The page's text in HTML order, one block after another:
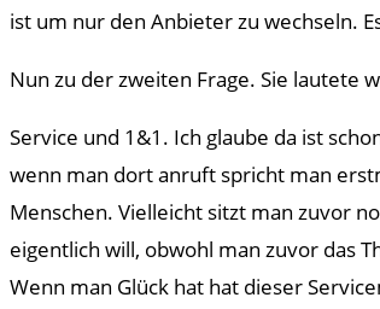
ist um nur den Anbieter zu wechseln.
Nun zu der zweiten Frage. Sie lautete
Service und 1&1. Ich glaube da ist
wenn man dort anruft spricht man
Menschen. Vielleicht sitzt man zuvor
eigentlich will, obwohl man zuvor das
Wenn man Glück hat hat dieser